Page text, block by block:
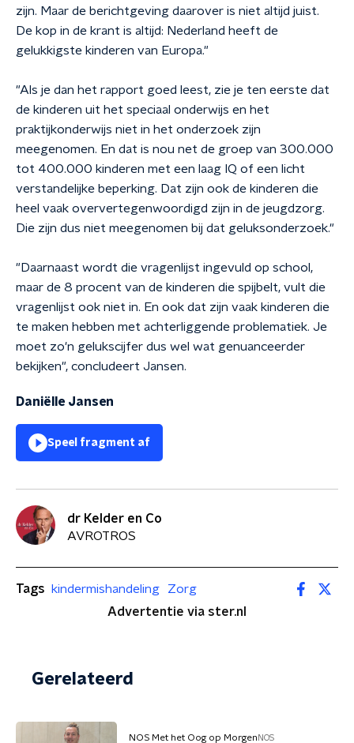
zijn. Maar de berichtgeving daarover is niet altijd juist.
De kop in de krant is altijd: Nederland heeft de
gelukkigste kinderen van Europa."
"Als je dan het rapport goed leest, zie je ten eerste dat
de kinderen uit het speciaal onderwijs en het
praktijkonderwijs niet in het onderzoek zijn
meegenomen. En dat is nou net de groep van 300.000
tot 400.000 kinderen met een laag IQ of een licht
verstandelijke beperking. Dat zijn ook de kinderen die
heel vaak oververtegenwoordigd zijn in de jeugdzorg.
Die zijn dus niet meegenomen bij dat geluksonderzoek."
"Daarnaast wordt die vragenlijst ingevuld op school,
maar de 8 procent van de kinderen die spijbelt, vult die
vragenlijst ook niet in. En ook dat zijn vaak kinderen die
te maken hebben met achterliggende problematiek. Je
moet zo'n gelukscijfer dus wel wat genuanceerder
bekijken", concludeert Jansen.
Daniëlle Jansen
Speel fragment af
dr Kelder en Co
AVROTROS
Tags kindermishandeling
Zorg
Advertentie via ster.nl
Gerelateerd
NOS Met het Oog op Morgen NOS